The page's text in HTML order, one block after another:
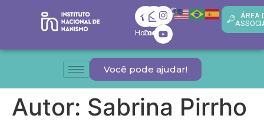
Home
Contato
ÁREA
Você pode ajudar!
Autor: Sabrina Pirrho